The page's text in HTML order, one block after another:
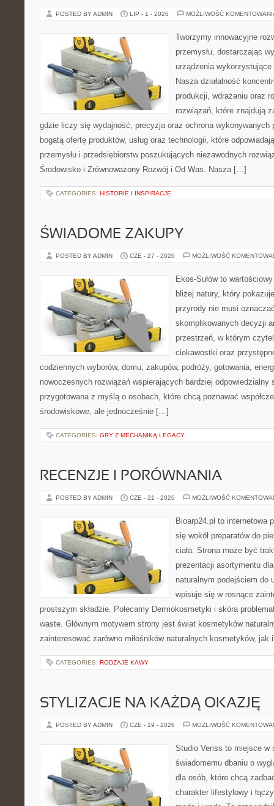
POSTED BY ADMIN LIP - 1 - 2026 MOŻLIWOŚĆ
Tworzymy innowacyjne
przemysłu, dostarczając
urządzenia
Nasza działalność
produkcji, wdrażaniu oraz
rozwiązań, które znajdują
gdzie liczy się wydajność, precyzja oraz ochrona wykonywanych
bogatą ofertę produktów, usług oraz technologii, które
przemysłu i przedsiębiorstw poszukujących niezawodnych
Środowisko i Zrównoważony Rozwój i Od Was. Nasza […]
CATEGORIES: HISTORIE I INSPIRACJE
ŚWIADOME ZAKUPY
POSTED BY ADMIN CZE - 27 - 2026 MOŻLIWOŚĆ
Ekos-Sułów to
bliżej natury, który
przyrody nie musi
skomplikowanych decyzji
przestrzeń, w którym
ciekawostki oraz
codziennych wyborów, domu, zakupów, podróży, gotowania,
nowoczesnych rozwiązań wspierających bardziej odpowiedzialny
przygotowana z myślą o osobach, które chcą poznawać
środowiskowe, ale jednocześnie […]
CATEGORIES: GRY Z MECHANIKĄ LEGACY
RECENZJE I PORÓWNANIA
POSTED BY ADMIN CZE - 21 - 2026 MOŻLIWOŚĆ
Bioarp24.pl to internetowa
się wokół preparatów do
ciała. Strona może być
prezentacji asortymentu
naturalnym podejściem do
wpisuje się w rosnące
prostszym składzie. Polecamy Dermokosmetyki i skóra
waste. Głównym motywem strony jest świat kosmetyków
zainteresować zarówno miłośników naturalnych kosmetyków,
CATEGORIES: RODZAJE KAWY
STYLIZACJE NA KAŻDĄ OKAZJĘ
POSTED BY ADMIN CZE - 19 - 2026 MOŻLIWOŚĆ
Studio Veriss to miejsce w
świadomemu dbaniu o
dla osób, które chcą
charakter lifestylowy i